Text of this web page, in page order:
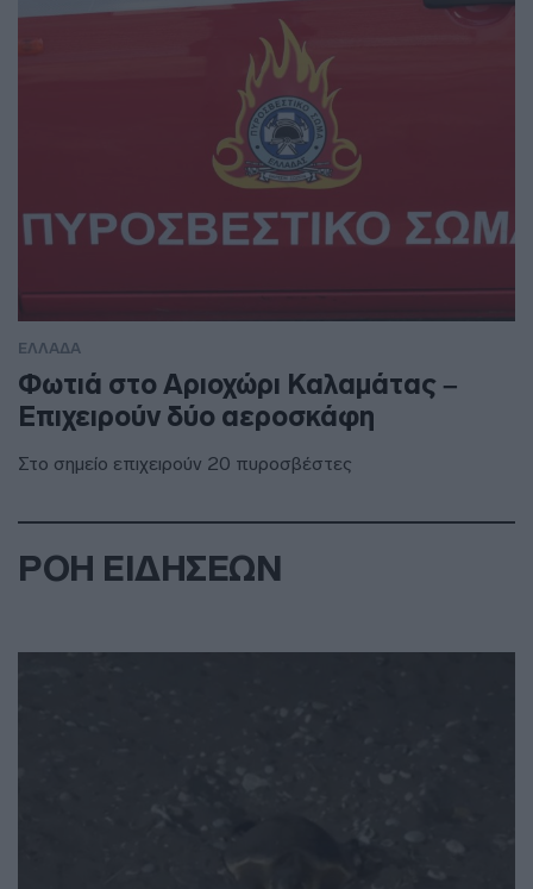
ΕΛΛΑΔΑ
Φωτιά στο Αριοχώρι Καλαμάτας –
Επιχειρούν δύο αεροσκάφη
Στο σημείο επιχειρούν 20 πυροσβέστες
ΡΟΗ ΕΙΔΗΣΕΩΝ